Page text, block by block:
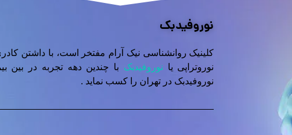
نوروفیدبک
کلینیک روانشناسی نیک آرام مفتخر است، با داشتن
نوروتراپی یا نوروفیدبک با چندین دهه تجربه در بین
نوروفیدبک در تهران را کسب نماید .